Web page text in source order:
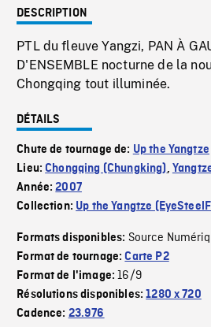
DESCRIPTION
PTL du fleuve Yangzi, PAN À
D'ENSEMBLE nocturne de la
Chongqing tout illuminée.
DÉTAILS
Chute de tournage de: Up the Yangtze
Lieu:Chongqing (Chungking),
Année:2007
Collection: Up the Yangtze
Formats disponibles: Source
Format de tournage:Carte P2
Format de l'image:16/9
Résolutions disponibles:1280 x 720
Cadence: 23.976